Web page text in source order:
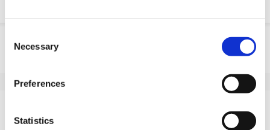
Selection
Necessary
Preferences
Statistics
Informação do produto
EAN
Banda de rodagem não